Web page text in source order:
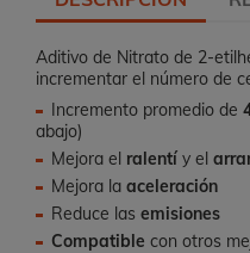
Aditivo de Nitrato de 2-
incrementar el número de
Incremento promedio de
abajo)
Mejora el ralentí y el
Mejora la aceleración
Reduce las emisiones
Compatible con otros